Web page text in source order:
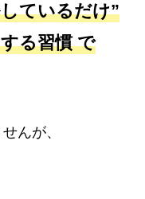
ているだけ”
る習慣 で
んが、